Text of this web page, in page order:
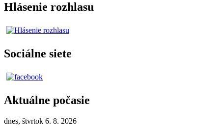
Hlásenie rozhlasu
Sociálne siete
Aktuálne počasie
dnes, štvrtok 6. 8. 2026